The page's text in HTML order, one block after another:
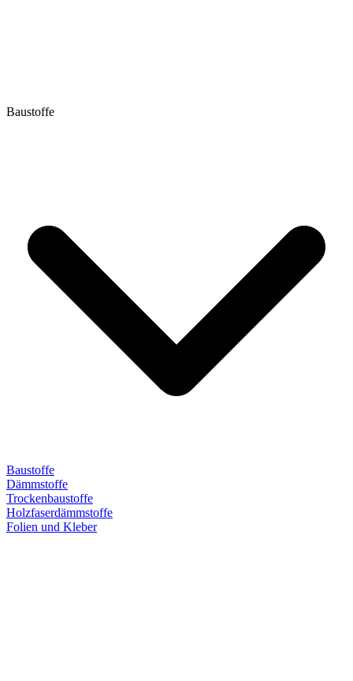
Baustoffe
Baustoffe
Dämmstoffe
Trockenbaustoffe
Holzfaserdämmstoffe
Folien und Kleber